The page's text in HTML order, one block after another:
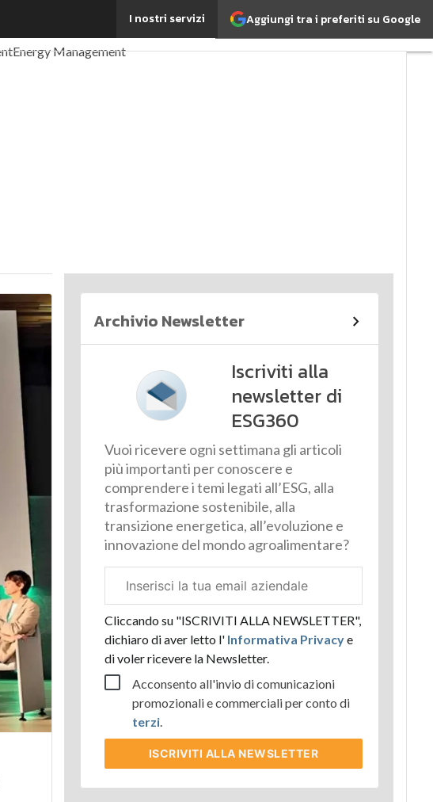
Aggiungi tra i preferiti su Google
I nostri servizi
Sostenibilità: perché è importante?
Energy Management
Archivio Newsletter
Iscriviti alla
newsletter di
ESG360
Vuoi ricevere ogni settimana gli articoli
più importanti per conoscere e
comprendere i temi legati all’ESG, alla
trasformazione sostenibile, alla
transizione energetica, all’evoluzione e
innovazione del mondo agroalimentare?
aziendale
Cliccando su "ISCRIVITI ALLA NEWSLETTER",
dichiaro di aver letto l'Informativa Privacye
di voler ricevere la Newsletter.
Acconsento all'invio di comunicazioni
promozionali e commerciali per conto di
terzi.
ISCRIVITI ALLA NEWSLETTER